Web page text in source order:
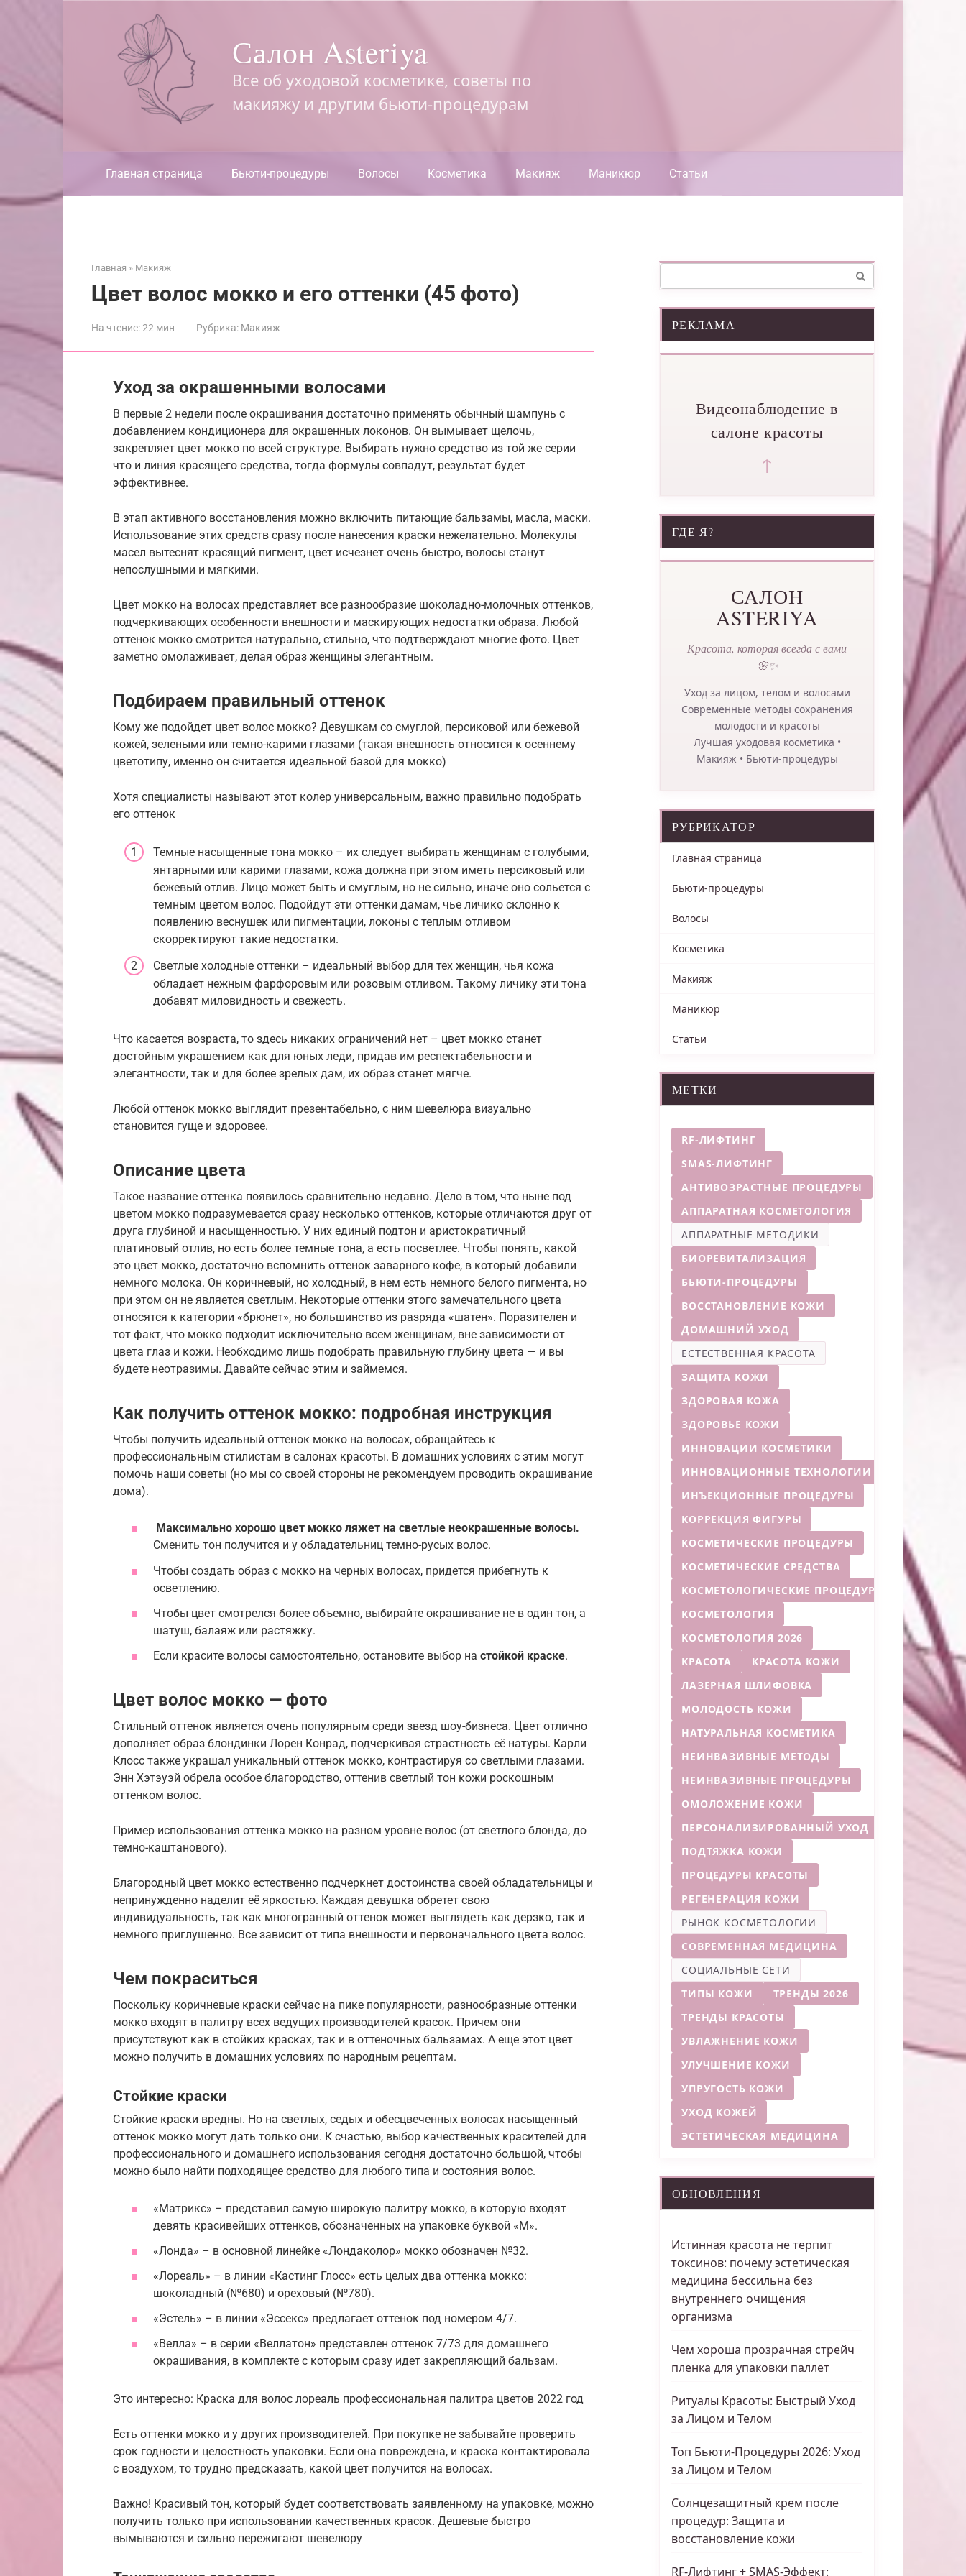
Салон Asteriya
Все об уходовой косметике, советы по
макияжу и другим бьюти-процедурам
Главная страница Бьюти-процедуры Волосы Косметика Макияж Маникюр Статьи
Главная » Макияж
Цвет волос мокко и его оттенки (45 фото)
На чтение:22 мин Рубрика: Макияж
Уход за окрашенными волосами
В первые 2 недели после окрашивания достаточно применять обычный шампунь с
добавлением кондиционера для окрашенных локонов. Он вымывает щелочь,
закрепляет цвет мокко по всей структуре. Выбирать нужно средство из той же серии
что и линия красящего средства, тогда формулы совпадут, результат будет
эффективнее.
В этап активного восстановления можно включить питающие бальзамы, масла, маски.
Использование этих средств сразу после нанесения краски нежелательно. Молекулы
масел вытеснят красящий пигмент, цвет исчезнет очень быстро, волосы станут
непослушными и мягкими.
Цвет мокко на волосах представляет все разнообразие шоколадно-молочных оттенков,
подчеркивающих особенности внешности и маскирующих недостатки образа. Любой
оттенок мокко смотрится натурально, стильно, что подтверждают многие фото. Цвет
заметно омолаживает, делая образ женщины элегантным.
Подбираем правильный оттенок
Кому же подойдет цвет волос мокко? Девушкам со смуглой, персиковой или бежевой
кожей, зелеными или темно-карими глазами (такая внешность относится к осеннему
цветотипу, именно он считается идеальной базой для мокко)
Хотя специалисты называют этот колер универсальным, важно правильно подобрать
его оттенок
Темные насыщенные тона мокко – их следует выбирать женщинам с голубыми,
янтарными или карими глазами, кожа должна при этом иметь персиковый или
бежевый отлив. Лицо может быть и смуглым, но не сильно, иначе оно сольется с
темным цветом волос. Подойдут эти оттенки дамам, чье личико склонно к
появлению веснушек или пигментации, локоны с теплым отливом
скорректируют такие недостатки.
Светлые холодные оттенки – идеальный выбор для тех женщин, чья кожа
обладает нежным фарфоровым или розовым отливом. Такому личику эти тона
добавят миловидность и свежесть.
Что касается возраста, то здесь никаких ограничений нет – цвет мокко станет
достойным украшением как для юных леди, придав им респектабельности и
элегантности, так и для более зрелых дам, их образ станет мягче.
Любой оттенок мокко выглядит презентабельно, с ним шевелюра визуально
становится гуще и здоровее.
Описание цвета
Такое название оттенка появилось сравнительно недавно. Дело в том, что ныне под
цветом мокко подразумевается сразу несколько оттенков, которые отличаются друг от
друга глубиной и насыщенностью. У них единый подтон и аристократичный
платиновый отлив, но есть более темные тона, а есть посветлее. Чтобы понять, какой
это цвет мокко, достаточно вспомнить оттенок заварного кофе, в который добавили
немного молока. Он коричневый, но холодный, в нем есть немного белого пигмента, но
при этом он не является светлым. Некоторые оттенки этого замечательного цвета
относятся к категории «брюнет», но большинство из разряда «шатен». Поразителен и
тот факт, что мокко подходит исключительно всем женщинам, вне зависимости от
цвета глаз и кожи. Необходимо лишь подобрать правильную глубину цвета — и вы
будете неотразимы. Давайте сейчас этим и займемся.
Как получить оттенок мокко: подробная инструкция
Чтобы получить идеальный оттенок мокко на волосах, обращайтесь к
профессиональным стилистам в салонах красоты. В домашних условиях с этим могут
помочь наши советы (но мы со своей стороны не рекомендуем проводить окрашивание
дома).
Максимально хорошо цвет мокко ляжет на светлые неокрашенные волосы.
Сменить тон получится и у обладательниц темно-русых волос.
Чтобы создать образ с мокко на черных волосах, придется прибегнуть к
осветлению.
Чтобы цвет смотрелся более объемно, выбирайте окрашивание не в один тон, а
шатуш, балаяж или растяжку.
Если красите волосы самостоятельно, остановите выбор на стойкой краске.
Цвет волос мокко — фото
Стильный оттенок является очень популярным среди звезд шоу-бизнеса. Цвет отлично
дополняет образ блондинки Лорен Конрад, подчеркивая страстность её натуры. Карли
Клосс также украшал уникальный оттенок мокко, контрастируя со светлыми глазами.
Энн Хэтэуэй обрела особое благородство, оттенив светлый тон кожи роскошным
оттенком волос.
Пример использования оттенка мокко на разном уровне волос (от светлого блонда, до
темно-каштанового).
Благородный цвет мокко естественно подчеркнет достоинства своей обладательницы и
непринужденно наделит её яркостью. Каждая девушка обретет свою
индивидуальность, так как многогранный оттенок может выглядеть как дерзко, так и
немного приглушенно. Все зависит от типа внешности и первоначального цвета волос.
Чем покраситься
Поскольку коричневые краски сейчас на пике популярности, разнообразные оттенки
мокко входят в палитру всех ведущих производителей красок. Причем они
присутствуют как в стойких красках, так и в оттеночных бальзамах. А еще этот цвет
можно получить в домашних условиях по народным рецептам.
Стойкие краски
Стойкие краски вредны. Но на светлых, седых и обесцвеченных волосах насыщенный
оттенок мокко могут дать только они. К счастью, выбор качественных красителей для
профессионального и домашнего использования сегодня достаточно большой, чтобы
можно было найти подходящее средство для любого типа и состояния волос.
«Матрикс» – представил самую широкую палитру мокко, в которую входят
девять красивейших оттенков, обозначенных на упаковке буквой «М».
«Лонда» – в основной линейке «Лондаколор» мокко обозначен №32.
«Лореаль» – в линии «Кастинг Глосс» есть целых два оттенка мокко:
шоколадный (№680) и ореховый (№780).
«Эстель» – в линии «Эссекс» предлагает оттенок под номером 4/7.
«Велла» – в серии «Веллатон» представлен оттенок 7/73 для домашнего
окрашивания, в комплекте с которым сразу идет закрепляющий бальзам.
Это интересно: Краска для волос лореаль профессиональная палитра цветов 2022 год
Есть оттенки мокко и у других производителей. При покупке не забывайте проверить
срок годности и целостность упаковки. Если она повреждена, и краска контактировала
с воздухом, то трудно предсказать, какой цвет получится на волосах.
Важно! Красивый тон, который будет соответствовать заявленному на упаковке, можно
получить только при использовании качественных красок. Дешевые быстро
вымываются и сильно пережигают шевелюру
РЕКЛАМА
Видеонаблюдение в
салоне красоты
↑
ГДЕ Я?
САЛОН
ASTERIYA
Красота, которая всегда с вами
🌸✨
Уход за лицом, телом и волосами
Современные методы сохранения
молодости и красоты
Лучшая уходовая косметика •
Макияж • Бьюти-процедуры
РУБРИКАТОР
Главная страница
Бьюти-процедуры
Волосы
Косметика
Макияж
Маникюр
Статьи
МЕТКИ
RF-ЛИФТИНГ
SMAS-ЛИФТИНГ
АНТИВОЗРАСТНЫЕ ПРОЦЕДУРЫ
АППАРАТНАЯ КОСМЕТОЛОГИЯ
АППАРАТНЫЕ МЕТОДИКИ
БИОРЕВИТАЛИЗАЦИЯ
БЬЮТИ-ПРОЦЕДУРЫ
ВОССТАНОВЛЕНИЕ КОЖИ
ДОМАШНИЙ УХОД
ЕСТЕСТВЕННАЯ КРАСОТА
ЗАЩИТА КОЖИ
ЗДОРОВАЯ КОЖА
ЗДОРОВЬЕ КОЖИ
ИННОВАЦИИ КОСМЕТИКИ
ИННОВАЦИОННЫЕ ТЕХНОЛОГИИ
ИНЪЕКЦИОННЫЕ ПРОЦЕДУРЫ
КОРРЕКЦИЯ ФИГУРЫ
КОСМЕТИЧЕСКИЕ ПРОЦЕДУРЫ
КОСМЕТИЧЕСКИЕ СРЕДСТВА
КОСМЕТОЛОГИЧЕСКИЕ ПРОЦЕДУРЫ
КОСМЕТОЛОГИЯ
КОСМЕТОЛОГИЯ 2026
КРАСОТА
КРАСОТА КОЖИ
ЛАЗЕРНАЯ ШЛИФОВКА
МОЛОДОСТЬ КОЖИ
НАТУРАЛЬНАЯ КОСМЕТИКА
НЕИНВАЗИВНЫЕ МЕТОДЫ
НЕИНВАЗИВНЫЕ ПРОЦЕДУРЫ
ОМОЛОЖЕНИЕ КОЖИ
ПЕРСОНАЛИЗИРОВАННЫЙ УХОД
ПОДТЯЖКА КОЖИ
ПРОЦЕДУРЫ КРАСОТЫ
РЕГЕНЕРАЦИЯ КОЖИ
РЫНОК КОСМЕТОЛОГИИ
СОВРЕМЕННАЯ МЕДИЦИНА
СОЦИАЛЬНЫЕ СЕТИ
ТИПЫ КОЖИ
ТРЕНДЫ 2026
ТРЕНДЫ КРАСОТЫ
УВЛАЖНЕНИЕ КОЖИ
УЛУЧШЕНИЕ КОЖИ
УПРУГОСТЬ КОЖИ
УХОД КОЖЕЙ
ЭСТЕТИЧЕСКАЯ МЕДИЦИНА
ОБНОВЛЕНИЯ
Истинная красота не терпит
токсинов: почему эстетическая
медицина бессильна без
внутреннего очищения
организма
Чем хороша прозрачная стрейч
пленка для упаковки паллет
Ритуалы Красоты: Быстрый Уход
за Лицом и Телом
Топ Бьюти-Процедуры 2026: Уход
за Лицом и Телом
Солнцезащитный крем после
процедур: Защита и
восстановление кожи
RF-Лифтинг + SMAS-Эффект: